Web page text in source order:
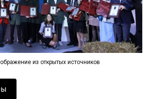
из открытых источников